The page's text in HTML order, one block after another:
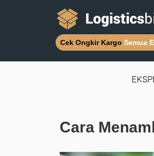
Cek Ongkir Kargo Semua
Cara